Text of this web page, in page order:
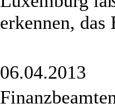
erkennen,
06.04.2013